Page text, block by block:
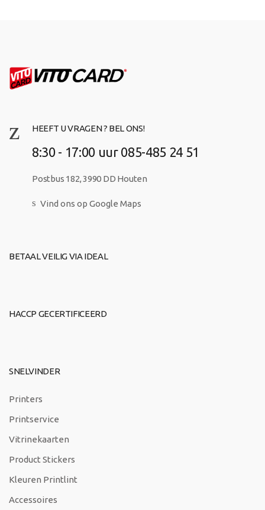
HEEFT U VRAGEN ? BEL ONS!
8:30 - 17:00 uur 085-485 24 51
Postbus 182, 3990 DD Houten
Vind ons op Google Maps
BETAAL VEILIG VIA IDEAL
HACCP GECERTIFICEERD
SNELVINDER
Printers
Printservice
Vitrinekaarten
Product Stickers
Kleuren Printlint
Accessoires